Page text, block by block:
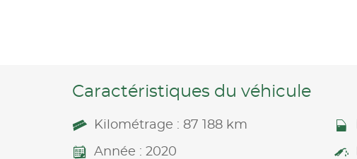
Caractéristiques du véhicule
Kilométrage : 87 188 km
Année : 2020